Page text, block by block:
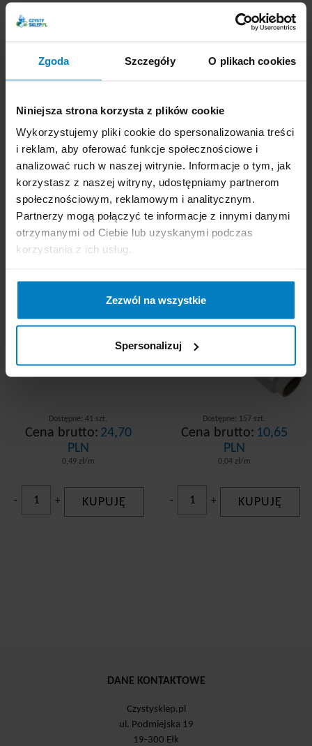
Zgoda Szczegóły O plikach cookies
Niniejsza strona korzysta z plików cookie
Wykorzystujemy pliki cookie do spersonalizowania treści
i reklam, aby oferować funkcje społecznościowe i
analizować ruch w naszej witrynie. Informacje o tym, jak
korzystasz z naszej witryny, udostępniamy partnerom
społecznościowym, reklamowym i analitycznym.
Partnerzy mogą połączyć te informacje z innymi danymi
otrzymanymi od Ciebie lub uzyskanymi podczas
korzystania z ich usług.
Zezwól na wszystkie
Spersonalizuj
0,11 zł/m
- + KUPUJĘ
Dostępne: 105 szt.
PLN
PP papier do wypieków
brązowy długość 50m
Dostępne: 41 szt.
Cena brutto: 24,70
PLN
0,49 zł/m
- + KUPUJĘ
Service Pack folia
spożywcza 250m, 29cm
Dostępne: 157 szt.
Cena brutto: 10,65
PLN
0,04 zł/m
- + KUPUJĘ
DANE KONTAKTOWE
Czystysklep.pl
ul. Podmiejska 19
19-300 Ełk